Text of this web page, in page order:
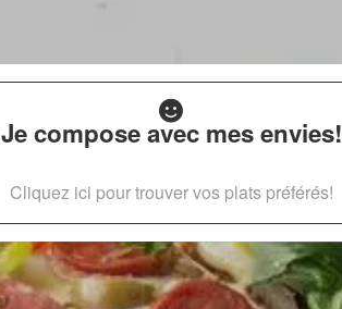
Je compose avec mes envies!
Cliquez ici pour trouver vos plats préférés!